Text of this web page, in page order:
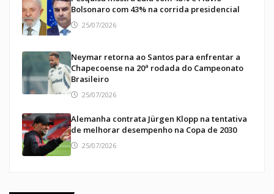
Bolsonaro com 43% na corrida presidencial
25/07/2026
Neymar retorna ao Santos para enfrentar a
Chapecoense na 20ª rodada do Campeonato
Brasileiro
25/07/2026
Alemanha contrata Jürgen Klopp na tentativa
de melhorar desempenho na Copa de 2030
25/07/2026